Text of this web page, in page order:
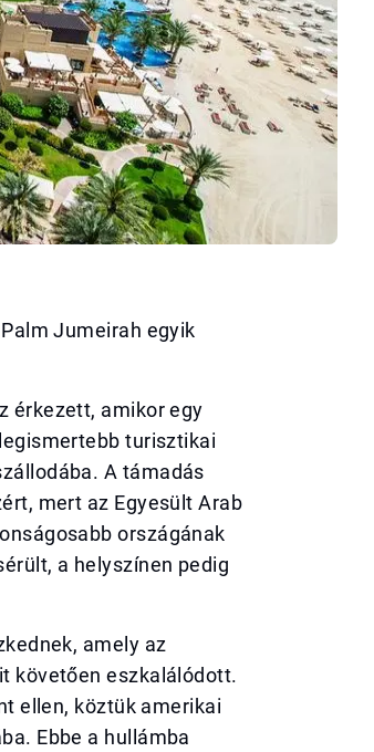
Jumeirah egyik
érkezett, amikor egy
turisztikai
A támadás
mert az Egyesült Arab
országának
a helyszínen pedig
amely az
követően eszkalálódott.
ellen, köztük amerikai
Ebbe a hullámba